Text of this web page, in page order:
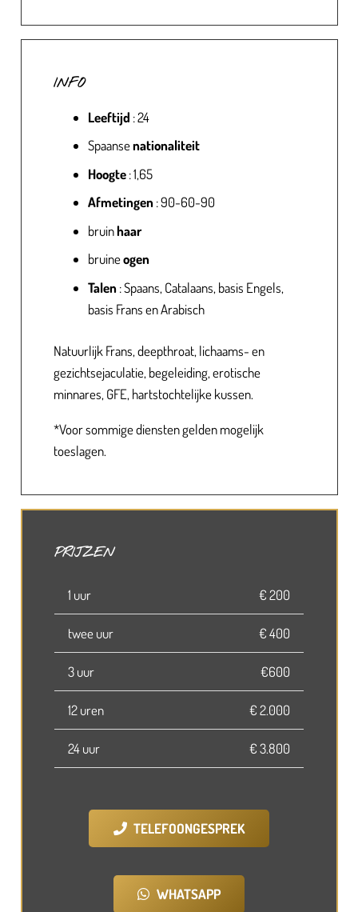
INFO
Leeftijd : 24
Spaansenationaliteit
Hoogte: 1,65
Afmetingen: 90-60-90
bruinhaar
bruineogen
Talen: Spaans, Catalaans, basis Engels,
basis Frans en Arabisch
Natuurlijk Frans, deepthroat, lichaams- en
gezichtsejaculatie, begeleiding, erotische
minnares, GFE, hartstochtelijke kussen.
*Voor sommige diensten gelden mogelijk
toeslagen.
PRIJZEN
1 uur € 200
twee uur € 400
3 uur €600
12 uren € 2.000
24 uur € 3.800
TELEFOONGESPREK
WHATSAPP